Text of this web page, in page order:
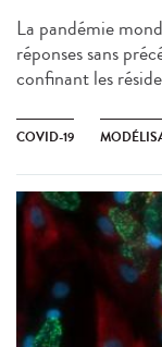
La pandémie
réponses sans
confinant les
COVID-19